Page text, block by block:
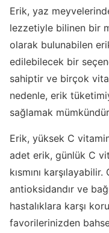
Erik, yaz
lezzetiyle bilinen bir
olarak bulunabilen
edilebilecek bir
sahiptir ve birçok
nedenle, erik
sağlamak
Erik, yüksek C
adet erik, günlük C
kısmını
antioksidandır ve
hastalıklara karşı
favorilerinizden